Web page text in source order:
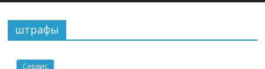
штрафы
Сервис